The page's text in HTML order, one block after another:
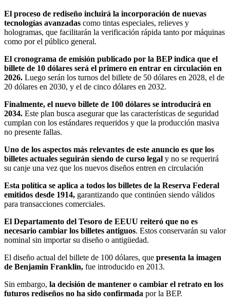
El proceso de rediseño incluirá la incorporación de nuevas
tecnologías avanzadas como tintas especiales, relieves y
hologramas, que facilitarán la verificación rápida tanto por máquinas
como por el público general.
El cronograma de emisión publicado por la BEP indica que el
billete de 10 dólares será el primero en entrar en circulación en
2026. Luego serán los turnos del billete de 50 dólares en 2028, el de
20 dólares en 2030, y el de cinco dólares en 2032.
Finalmente, el nuevo billete de 100 dólares se introducirá en
2034. Este plan busca asegurar que las características de seguridad
cumplan con los estándares requeridos y que la producción masiva
no presente fallas.
Uno de los aspectos más relevantes de este anuncio es que los
billetes actuales seguirán siendo de curso legal y no se requerirá
su canje una vez que los nuevos diseños entren en circulación
Esta política se aplica a todos los billetes de la Reserva Federal
emitidos desde 1914, garantizando que continúen siendo válidos
para transacciones comerciales.
El Departamento del Tesoro de EEUU reiteró que no es
necesario cambiar los billetes antiguos. Estos conservarán su valor
nominal sin importar su diseño o antigüedad.
El diseño actual del billete de 100 dólares, que presenta la imagen
de Benjamin Franklin, fue introducido en 2013.
Sin embargo, la decisión de mantener o cambiar el retrato en los
futuros rediseños no ha sido confirmada por la BEP.